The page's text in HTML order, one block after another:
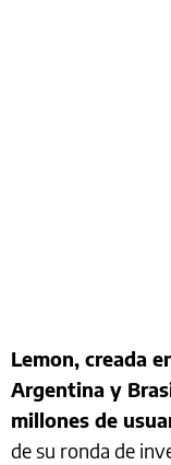
Lemon, creada
Argentina y
millones de
de su ronda de